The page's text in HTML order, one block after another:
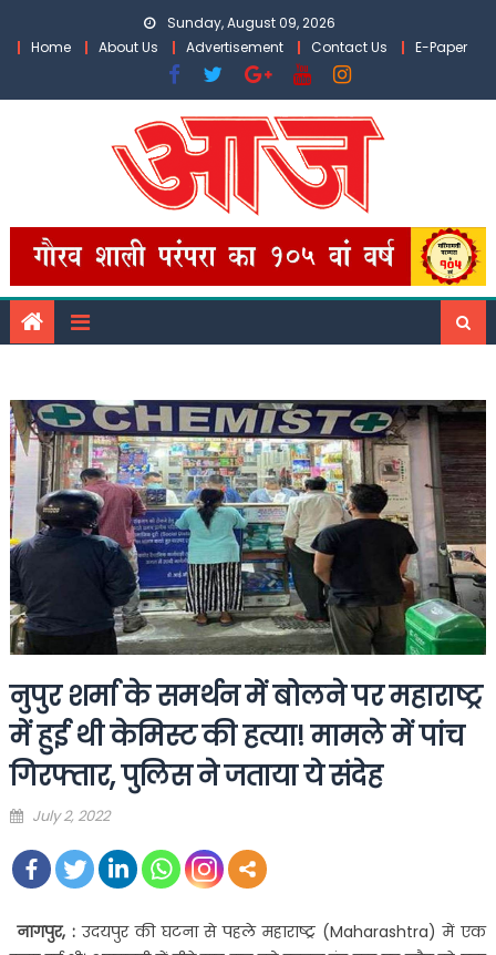
Sunday, August 09, 2026
Home
About Us Advertisement Contact Us E-Paper
नुपुर शर्मा के समर्थन में बोलने पर महाराष्ट्र
में हुई थी केमिस्ट की हत्या! मामले में पांच
गिरफ्तार, पुलिस ने जताया ये संदेह
Posted
July 2, 2022
नागपुर, :उदयपुर की घटना से पहले महाराष्ट्र (Maharashtra) में एक